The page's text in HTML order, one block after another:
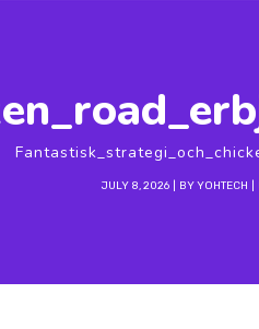
JULY 8, 2026 BYYOHTECH